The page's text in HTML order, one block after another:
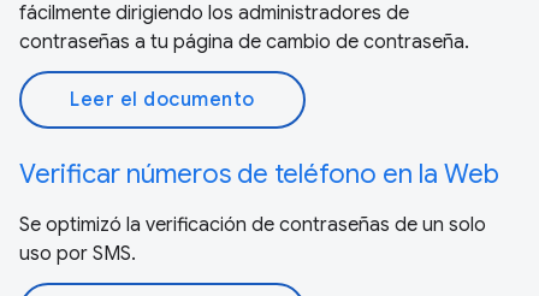
fácilmente dirigiendo los administradores de
contraseñas a tu página de cambio de contraseña.
Leer el documento
Verificar números de teléfono en la Web
Se optimizó la verificación de contraseñas de un solo
uso por SMS.